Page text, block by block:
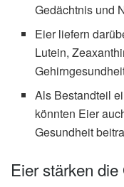
Gedächtnis und
Eier liefern
Lutein,
Als Bestandteil
könnten Eier
Gesundheit
Eier stärken